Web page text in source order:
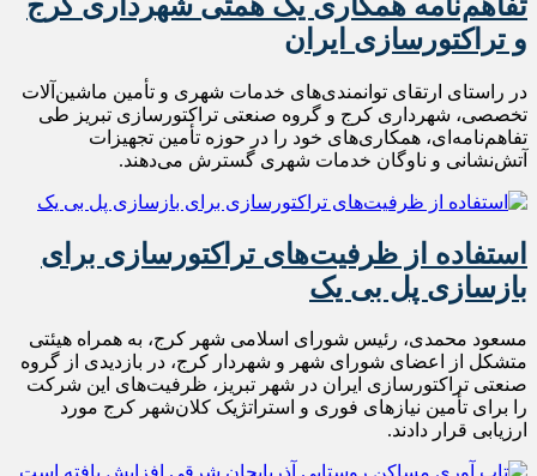
و تراکتورسازی ایران
در راستای ارتقای توانمندی‌های خدمات شهری و تأمین ماشین‌آلات
تخصصی، شهرداری کرج و گروه صنعتی تراکتورسازی تبریز طی
تفاهم‌نامه‌ای، همکاری‌های خود را در حوزه تأمین تجهیزات
آتش‌نشانی و ناوگان خدمات شهری گسترش می‌دهند.
استفاده از ظرفیت‌های تراکتورسازی برای
بازسازی پل بی یک
مسعود محمدی، رئیس شورای اسلامی شهر کرج، به همراه هیئتی
متشکل از اعضای شورای شهر و شهردار کرج، در بازدیدی از گروه
صنعتی تراکتورسازی ایران در شهر تبریز، ظرفیت‌های این شرکت
را برای تأمین نیازهای فوری و استراتژیک کلان‌شهر کرج مورد
ارزیابی قرار دادند.